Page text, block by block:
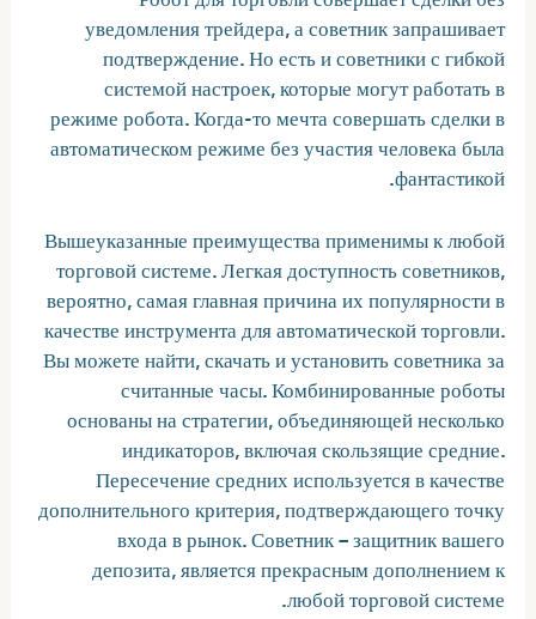
уведомления трейдера, а советник запрашивает
подтверждение. Но есть и советники с гибкой
системой настроек, которые могут работать в
режиме робота. Когда-то мечта совершать сделки в
автоматическом режиме без участия человека была
фантастикой.
Вышеуказанные преимущества применимы к любой
торговой системе. Легкая доступность советников,
вероятно, самая главная причина их популярности в
качестве инструмента для автоматической торговли.
Вы можете найти, скачать и установить советника за
считанные часы. Комбинированные роботы
основаны на стратегии, объединяющей несколько
индикаторов, включая скользящие средние.
Пересечение средних используется в качестве
дополнительного критерия, подтверждающего точку
входа в рынок. Советник – защитник вашего
депозита, является прекрасным дополнением к
любой торговой системе.